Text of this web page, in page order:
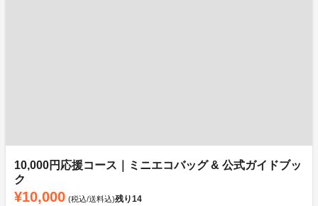
10,000円応援コース｜ミニエコバッグ & 公式ガイドブッ
ク
¥10,000 (税込/送料込)残り14